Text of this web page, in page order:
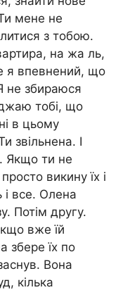
мене не
з тобою.
на жа ль,
я впевнений, що
не збираюся
тобі, що
в цьому
звільнена. І
Якщо ти не
викину їх і
і все. Олена
Потім другу.
вже їй
збере їх по
Вона
кілька